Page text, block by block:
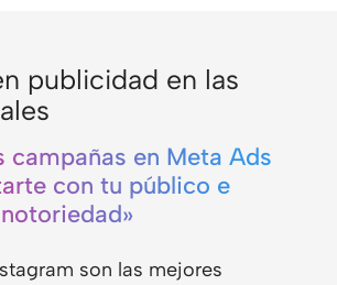
publicidad en las
campañas en Meta Ads
con tu público e
son las mejores